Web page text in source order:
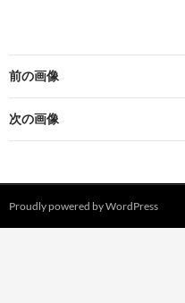
前の画像
次の画像
Proudly powered by WordPress